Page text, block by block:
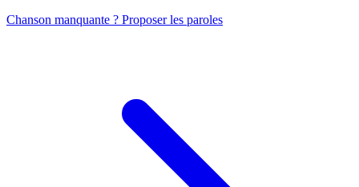
Chanson manquante ? Proposer les paroles